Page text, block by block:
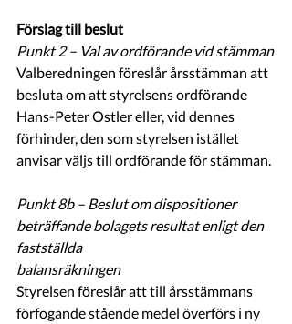
Förslag till beslut
Punkt 2 – Val av ordförande vid stämman
Valberedningen föreslår årsstämman att
besluta om att styrelsens ordförande
Hans-Peter Ostler eller, vid dennes
förhinder, den som styrelsen istället
anvisar väljs till ordförande för stämman.
Punkt 8b – Beslut om dispositioner
beträffande bolagets resultat enligt den
fastställda
balansräkningen
Styrelsen föreslår att till årsstämmans
förfogande stående medel överförs i ny